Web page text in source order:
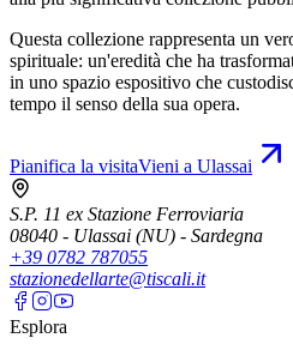
Questa collezione rappresenta un
spirituale: un'eredità che ha
in uno spazio espositivo che
tempo il senso della sua opera.
Pianifica la visitaVieni a Ulassai
S.P. 11 ex Stazione Ferroviaria
08040 - Ulassai (NU) - Sardegna
+39 0782 787055
stazionedellarte@tiscali.it
Esplora